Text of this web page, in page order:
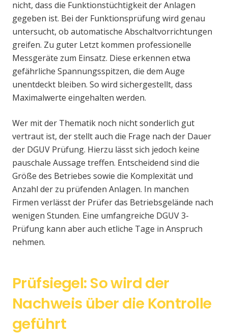
nicht, dass die Funktionstüchtigkeit der Anlagen
gegeben ist. Bei der Funktionsprüfung wird genau
untersucht, ob automatische Abschaltvorrichtungen
greifen. Zu guter Letzt kommen professionelle
Messgeräte zum Einsatz. Diese erkennen etwa
gefährliche Spannungsspitzen, die dem Auge
unentdeckt bleiben. So wird sichergestellt, dass
Maximalwerte eingehalten werden.
Wer mit der Thematik noch nicht sonderlich gut
vertraut ist, der stellt auch die Frage nach der Dauer
der DGUV Prüfung. Hierzu lässt sich jedoch keine
pauschale Aussage treffen. Entscheidend sind die
Größe des Betriebes sowie die Komplexität und
Anzahl der zu prüfenden Anlagen. In manchen
Firmen verlässt der Prüfer das Betriebsgelände nach
wenigen Stunden. Eine umfangreiche DGUV 3-
Prüfung kann aber auch etliche Tage in Anspruch
nehmen.
Prüfsiegel: So wird der
Nachweis über die Kontrolle
geführt